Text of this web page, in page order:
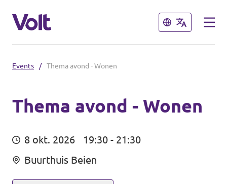
Sluiten
Communities
Volt Almelo
Volt Enschede
Sluiten
Mensen
Events / Thema avond - Wonen
Thema avond - Wonen
8 okt. 2026
19:30 - 21:30
Buurthuis Beien